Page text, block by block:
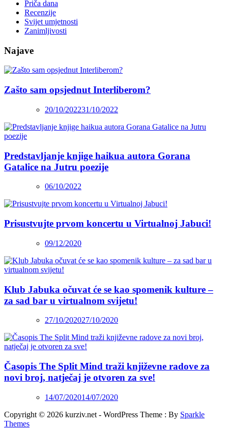
Priča dana
Recenzije
Svijet umjetnosti
Zanimljivosti
Najave
Zašto sam opsjednut Interliberom?
20/10/202231/10/2022
Predstavljanje knjige haikua autora Gorana
Gatalice na Jutru poezije
06/10/2022
Prisustvujte prvom koncertu u Virtualnoj Jabuci!
09/12/2020
Klub Jabuka očuvat će se kao spomenik kulture –
za sad bar u virtualnom svijetu!
27/10/202027/10/2020
Časopis The Split Mind traži književne radove za
novi broj, natječaj je otvoren za sve!
14/07/202014/07/2020
Copyright © 2026 kurziv.net - WordPress Theme : By Sparkle
Themes